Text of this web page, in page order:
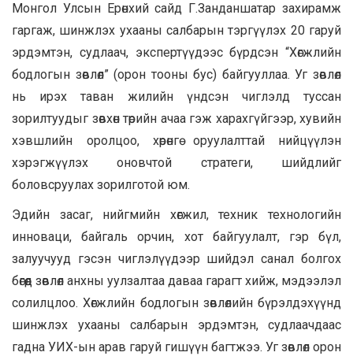
Монгол Улсын Ерөнхий сайд Г.Занданшатар захирамж
гаргаж, шинжлэх ухааны салбарын тэргүүлэх 20 гаруй
эрдэмтэн, судлаач, экспертүүдээс бүрдсэн “Хөгжлийн
бодлогын зөвлөл” (орон тооны бус) байгууллаа. Уг зөвлөл
нь ирэх таван жилийн үндсэн чиглэлд туссан
зорилтуудыг зөвхөн төрийн ачаа гэж харахгүйгээр, хувийн
хэвшлийн оролцоо, хөрөнгө оруулалттай нийцүүлэн
хэрэгжүүлэх оновчтой стратеги, шийдлийг
боловсруулах зорилготой юм.
Эдийн засаг, нийгмийн хөгжил, техник технологийн
инноваци, байгаль орчин, хот байгуулалт, гэр бүл,
залуучууд гэсэн чиглэлүүдээр шийдэл санал болгох
бөгөөд зөвлөл анхны уулзалтаа даваа гарагт хийж, мэдээлэл
солилцлоо. Хөгжлийн бодлогын зөвлөлийн бүрэлдэхүүнд
шинжлэх ухааны салбарын эрдэмтэн, судлаачдаас
гадна УИХ-ын арав гаруй гишүүн багтжээ. Уг зөвлөл орон